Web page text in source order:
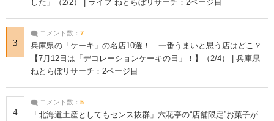
した」（2/2） | ライフ ねとらぼリサーチ：2ページ目
3
コメント数： 7
兵庫県の「ケーキ」の名店10選！ 一番うまいと思う店はどこ？
【7月12日は「デコレーションケーキの日」！】（2/4） | 兵庫県
ねとらぼリサーチ：2ページ目
4
コメント数： 5
「北海道土産としてもセンス抜群」六花亭の“店舗限定”お菓子が